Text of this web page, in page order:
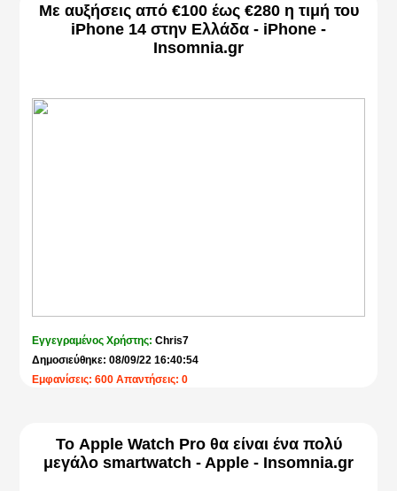
Με αυξήσεις από €100 έως €280 η τιμή του
iPhone 14 στην Ελλάδα - iPhone -
Insomnia.gr
Εγγεγραμένος Χρήστης:Chris7
Δημοσιεύθηκε: 08/09/22 16:40:54
Εμφανίσεις: 600 Απαντήσεις: 0
Το Apple Watch Pro θα είναι ένα πολύ
μεγάλο smartwatch - Apple - Insomnia.gr